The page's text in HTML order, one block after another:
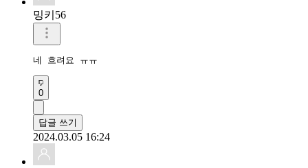
밍키56
네 흐려요 ㅠㅠ
0
답글 쓰기
2024.03.05 16:24